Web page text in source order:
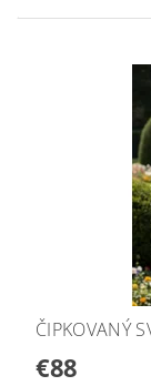
ČIPKOVANÝ
€88